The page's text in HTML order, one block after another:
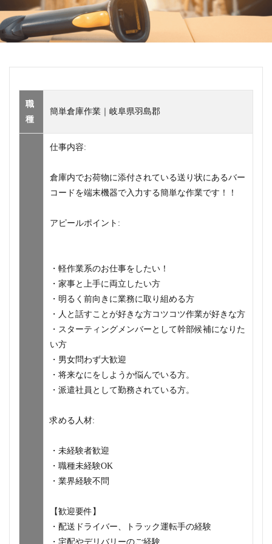
職
種
簡単倉庫作業｜岐阜県羽島郡
仕事内容:
倉庫内でお荷物に添付されている送り状にあるバー
コードを端末機器で入力する簡単な作業です！！
アピールポイント:
・軽作業系のお仕事をしたい！
・家事と上手に両立したい方
・明るく前向きに業務に取り組める方
・人と話すことが好きな方コツコツ作業が好きな方
・スターティングメンバーとして幹部候補になりた
い方
・男女問わず大歓迎
・将来なにをしようか悩んでいる方。
・派遣社員として勤務されている方。
求める人材:
・未経験者歓迎
・職種未経験OK
・業界経験不問
【歓迎要件】
・配送ドライバー、トラック運転手の経験
・宅配やデリバリーのご経験